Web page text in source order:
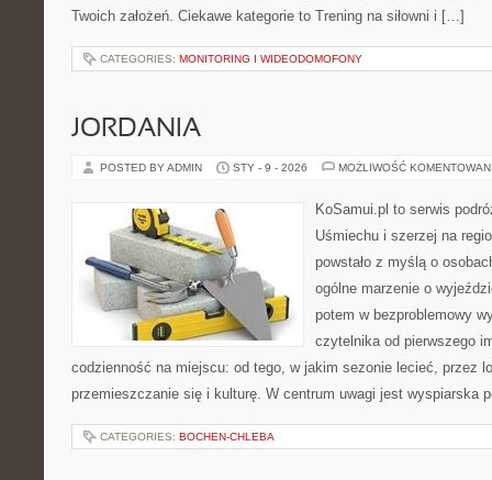
Twoich założeń. Ciekawe kategorie to Trening na siłowni i […]
CATEGORIES: MONITORING I WIDEODOMOFONY
JORDANIA
POSTED BY ADMIN STY - 9 - 2026 MOŻLIWOŚĆ
KoSamui.pl to serwis
Uśmiechu i szerzej na
powstało z myślą o
ogólne marzenie o
potem w bezproblemowy
czytelnika od pierwszego
codzienność na miejscu: od tego, w jakim sezonie lecieć, przez
przemieszczanie się i kulturę. W centrum uwagi jest wyspiarska
CATEGORIES: BOCHEN-CHLEBA